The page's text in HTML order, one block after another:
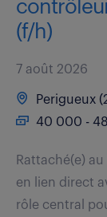
(f/h)
7 août 2026
Perigueux
40 000 -
Rattaché(e)
en lien direct
rôle central